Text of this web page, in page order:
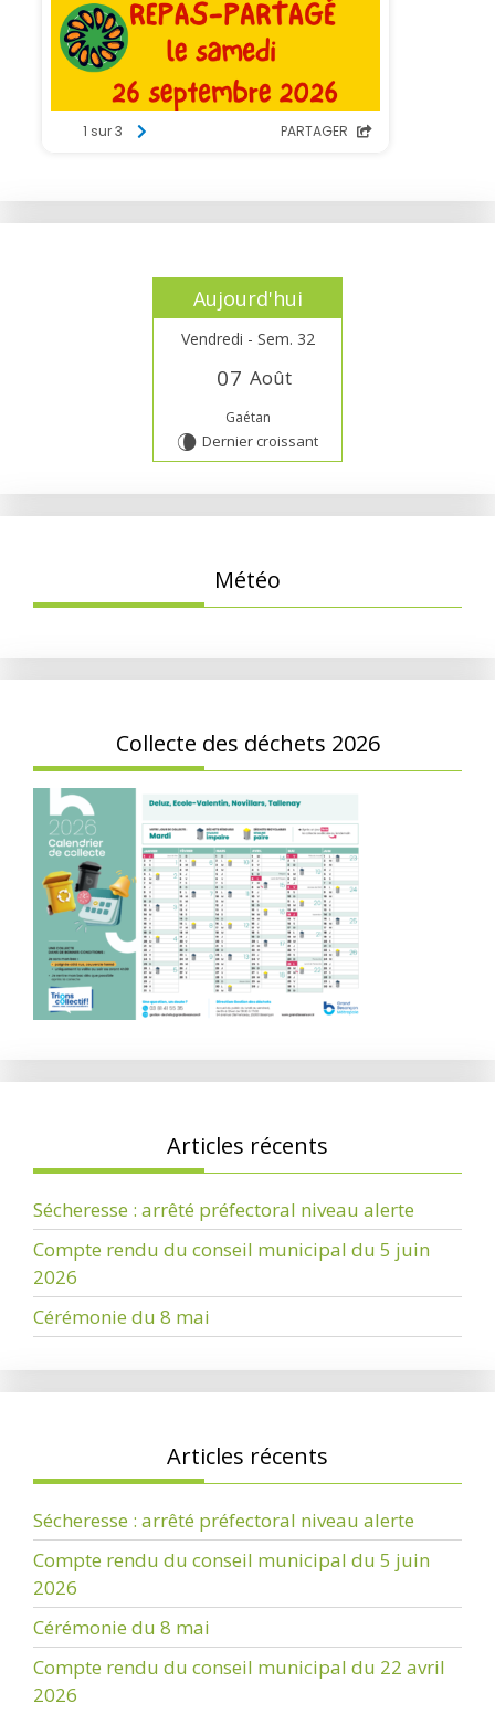
Aujourd'hui
Vendredi - Sem. 32
07 Août
Gaétan
V Dernier croissant
Météo
Collecte des déchets 2026
Articles récents
Sécheresse : arrêté préfectoral niveau alerte
Compte rendu du conseil municipal du 5 juin
2026
Cérémonie du 8 mai
Articles récents
Sécheresse : arrêté préfectoral niveau alerte
Compte rendu du conseil municipal du 5 juin
2026
Cérémonie du 8 mai
Compte rendu du conseil municipal du 22 avril
2026